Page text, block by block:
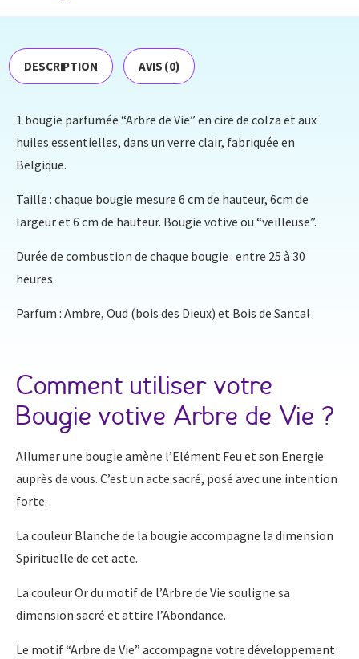
DESCRIPTION AVIS (0)
1 bougie parfumée “Arbre de Vie” en cire de colza et aux
huiles essentielles, dans un verre clair, fabriquée en
Belgique.
Taille : chaque bougie mesure 6 cm de hauteur, 6cm de
largeur et 6 cm de hauteur. Bougie votive ou “veilleuse”.
Durée de combustion de chaque bougie : entre 25 à 30
heures.
Parfum : Ambre, Oud (bois des Dieux) et Bois de Santal
Comment utiliser votre
Bougie votive Arbre de Vie ?
Allumer une bougie amène l’Elément Feu et son Energie
auprès de vous. C’est un acte sacré, posé avec une intention
forte.
La couleur Blanche de la bougie accompagne la dimension
Spirituelle de cet acte.
La couleur Or du motif de l’Arbre de Vie souligne sa
dimension sacré et attire l’Abondance.
Le motif “Arbre de Vie” accompagne votre développement